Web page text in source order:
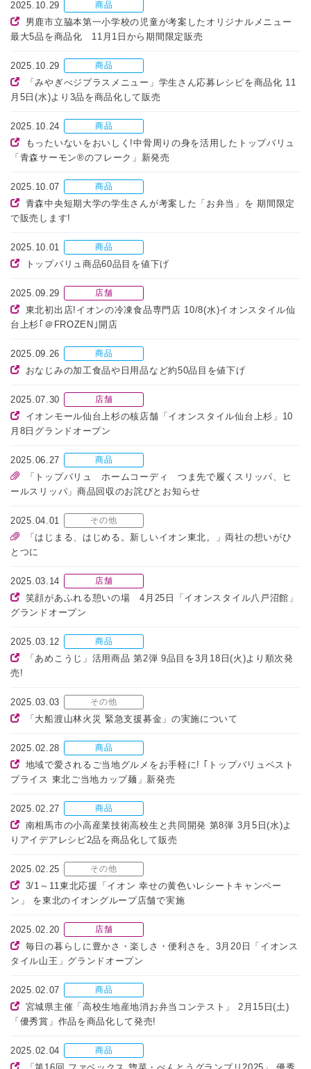
2025.10.29 商品
男鹿市立脇本第一小学校の児童が考案したオリジナルメニュー
最大5品を商品化 11月1日から期間限定販売
2025.10.29 商品
「みやぎべジプラスメニュー」学生さん応募レシピを商品化 11
月5日(水)より3品を商品化して販売
2025.10.24 商品
もったいないをおいしく!中骨周りの身を活用したトップバリュ
「青森サーモン®のフレーク」新発売
2025.10.07 商品
青森中央短期大学の学生さんが考案した「お弁当」を 期間限定
で販売します!
2025.10.01 商品
トップバリュ商品60品目を値下げ
2025.09.29 店舗
東北初出店!イオンの冷凍食品専門店 10/8(水)イオンスタイル仙
台上杉｢＠FROZEN｣開店
2025.09.26 商品
おなじみの加工食品や日用品など約50品目を値下げ
2025.07.30 店舗
イオンモール仙台上杉の核店舗「イオンスタイル仙台上杉」10
月8日グランドオープン
2025.06.27 商品
「トップバリュ ホームコーディ つま先で履くスリッパ、ヒ
ールスリッパ」商品回収のお詫びとお知らせ
2025.04.01 その他
「はじまる、はじめる。新しいイオン東北。」両社の想いがひ
とつに
2025.03.14 店舗
笑顔があふれる憩いの場 4月25日「イオンスタイル八戸沼館」
グランドオープン
2025.03.12 商品
「あめこうじ」活用商品 第2弾 9品目を3月18日(火)より順次発
売!
2025.03.03 その他
「大船渡山林火災 緊急支援募金」の実施について
2025.02.28 商品
地域で愛されるご当地グルメをお手軽に! ｢トップバリュベスト
プライス 東北ご当地カップ麺」新発売
2025.02.27 商品
南相馬市の小高産業技術高校生と共同開発 第8弾 3月5日(水)よ
りアイデアレシピ2品を商品化して販売
2025.02.25 その他
3/1～11東北応援「イオン 幸せの黄色いレシートキャンペー
ン」 を東北のイオングループ店舗で実施
2025.02.20 店舗
毎日の暮らしに豊かさ・楽しさ・便利さを。3月20日「イオンス
タイル山王」グランドオープン
2025.02.07 商品
宮城県主催「高校生地産地消お弁当コンテスト」 2月15日(土)
「優秀賞」作品を商品化して発売!
2025.02.04 商品